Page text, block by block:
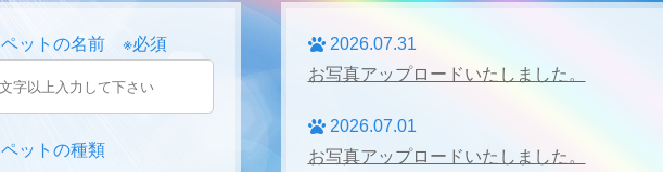
ペットの名前 ※必須
ペットの種類
2026.07.31
お写真アップロードいたしました。
2026.07.01
お写真アップロードいたしました。